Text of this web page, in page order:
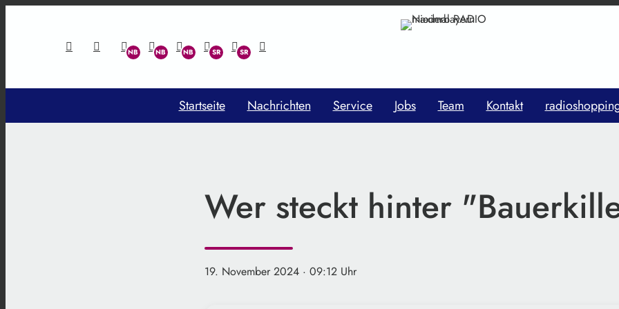
Startseite Nachrichten Service Jobs Team Kontakt
Wer steckt hinter
19. November 2024 · 09:12 Uhr